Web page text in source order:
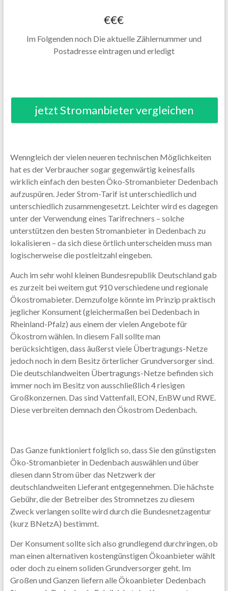
€€€
Im Folgenden noch Die aktuelle Zählernummer und
Postadresse eintragen und erledigt
jetzt Stromanbieter vergleichen
Wenngleich der vielen neueren technischen Möglichkeiten
hat es der Verbraucher sogar gegenwärtig keinesfalls
wirklich einfach den besten Öko-Stromanbieter Dedenbach
aufzuspüren. Jeder Strom-Tarif ist unterschiedlich und
unterschiedlich zusammengesetzt. Leichter wird es dagegen
unter der Verwendung eines Tarifrechners – solche
unterstützen den besten Stromanbieter in Dedenbach zu
lokalisieren – da sich diese örtlich unterscheiden muss man
logischerweise die postleitzahl eingeben.
Auch im sehr wohl kleinen Bundesrepublik Deutschland gab
es zurzeit bei weitem gut 910 verschiedene und regionale
Ökostromabieter. Demzufolge könnte im Prinzip praktisch
jeglicher Konsument (gleichermaßen bei Dedenbach in
Rheinland-Pfalz) aus einem der vielen Angebote für
Ökostrom wählen. In diesem Fall sollte man
berücksichtigen, dass äußerst viele Übertragungs-Netze
jedoch noch in dem Besitz örterlicher Grundversorger sind.
Die deutschlandweiten Übertragungs-Netze befinden sich
immer noch im Besitz von ausschließlich 4 riesigen
Großkonzernen. Das sind Vattenfall, EON, EnBW und RWE.
Diese verbreiten demnach den Ökostrom Dedenbach.
Das Ganze funktioniert folglich so, dass Sie den günstigsten
Öko-Stromanbieter in Dedenbach auswählen und über
diesen dann Strom über das Netzwerk der
deutschlandweiten Lieferant entgegennehmen. Die hächste
Gebühr, die der Betreiber des Stromnetzes zu diesem
Zweck verlangen sollte wird durch die Bundesnetzagentur
(kurz BNetzA) bestimmt.
Der Konsument sollte sich also grundlegend durchringen, ob
man einen alternativen kostengünstigen Ökoanbieter wählt
oder doch zu einem soliden Grundversorger geht. Im
Großen und Ganzen liefern alle Ökoanbieter Dedenbach